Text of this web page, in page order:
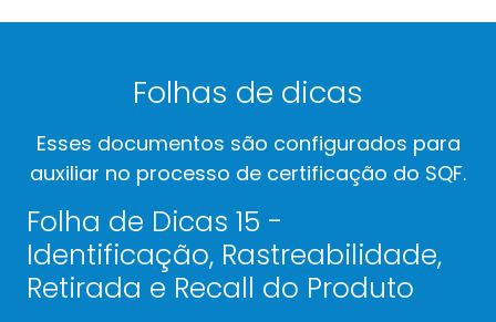
Folhas de dicas
Esses documentos são configurados para
auxiliar no processo de certificação do SQF.
Folha de Dicas 15 -
Identificação, Rastreabilidade,
Retirada e Recall do Produto